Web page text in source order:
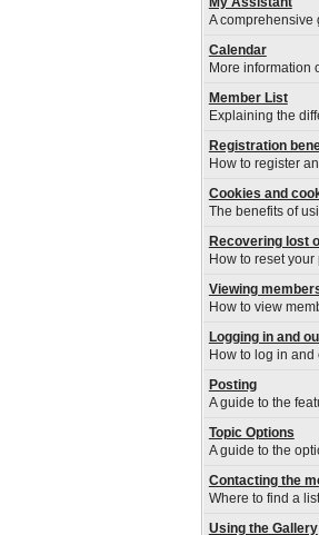
A comprehensive
Calendar
More information
Member List
Explaining the
Registration
How to register
Cookies and
The benefits of
Recovering lost
How to reset
Viewing
How to view
Logging in and
How to log in
Posting
A guide to the
Topic Options
A guide to the
Contacting the
Where to find a
Using the Gallery